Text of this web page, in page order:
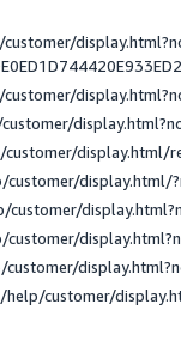
display.html/
display.html/
customer/